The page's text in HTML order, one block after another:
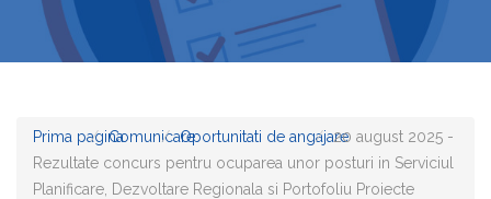
Prima paginaComunicareOportunitati de angajare20 august 2025 -
Rezultate concurs pentru ocuparea unor posturi in Serviciul
Planificare, Dezvoltare Regionala si Portofoliu Proiecte